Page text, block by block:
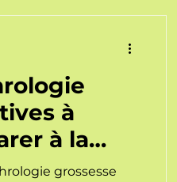
à
à la
grossesse